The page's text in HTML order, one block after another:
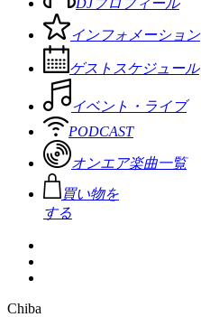
インフォメーション
ゲストスケジュール
イベント・ライブ
PODCAST
オンエア楽曲一覧
買い物を
する
Chiba